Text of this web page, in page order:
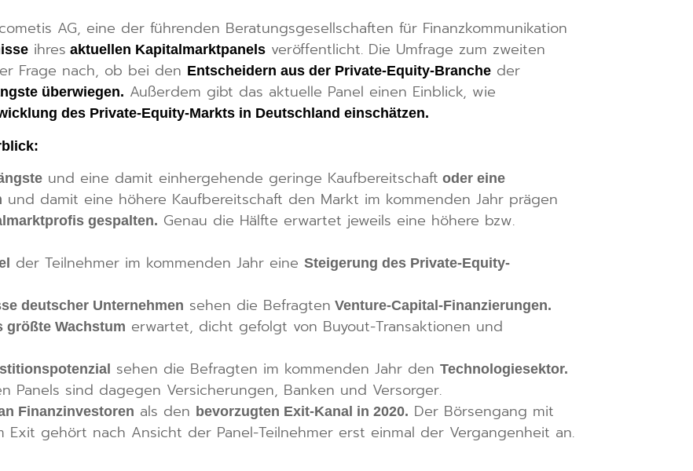
AG, eine der führenden Beratungsgesellschaften für Finanzkommunikation
ihres aktuellen Kapitalmarktpanels veröffentlicht. Die Umfrage zum zweiten
Frage nach, ob bei den Entscheidern aus der Private-Equity-Branche der
überwiegen. Außerdem gibt das aktuelle Panel einen Einblick, wie
des Private-Equity-Markts in Deutschland einschätzen.
und eine damit einhergehende geringe Kaufbereitschaft oder eine
und damit eine höhere Kaufbereitschaft den Markt im kommenden Jahr prägen
gespalten. Genau die Hälfte erwartet jeweils eine höhere bzw.
der Teilnehmer im kommenden Jahr eine Steigerung des Private-Equity-
deutscher Unternehmen sehen die Befragten Venture-Capital-Finanzierungen.
größte Wachstum erwartet, dicht gefolgt von Buyout-Transaktionen und
sehen die Befragten im kommenden Jahr den Technologiesektor.
Panels sind dagegen Versicherungen, Banken und Versorger.
Finanzinvestoren als den bevorzugten Exit-Kanal in 2020. Der Börsengang mit
Exit gehört nach Ansicht der Panel-Teilnehmer erst einmal der Vergangenheit an.